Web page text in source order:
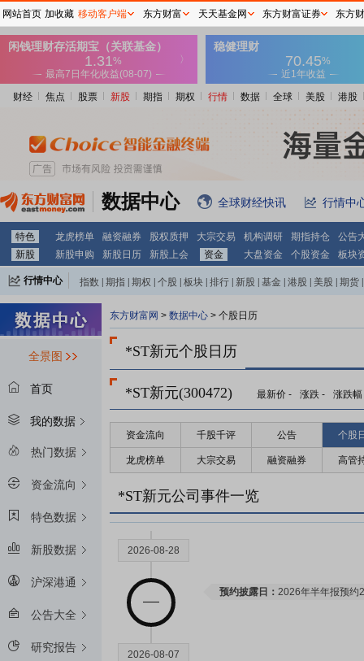
财经 焦点 股票 新股 期指 期权 行情 数据 全球 美股 港股
数据中心 全球财经快讯 行情中
特色 龙虎榜单 融资融券 股权质押 大宗交易 机构调研 期指持仓
公告
新股
新股申购 新股日历 新股上会 资金 大盘资金 个股资金 板块
行情中心 指数 期指 期权 个股 板块 排行 新股 基金 港股 美股 期货
全景图
首页
我的数据
热门数据
资金流向
特色数据
新股数据
沪深港通
公告大全
研究报告
东方财富网 > 数据中心 > 个股日历
*ST新元个股日历
*ST新元(300472) 最新价 - 涨跌 - 涨跌幅
资金流向 千股千评 公告 个股
龙虎榜单 大宗交易 融资融券 高管
*ST新元公司事件一览
2026-08-28
预约披露日： 2026年半年报预约
2026-08-07
网站首页 加收藏 移动客户端 东方财富 天天基金网 东方财富证券 东方